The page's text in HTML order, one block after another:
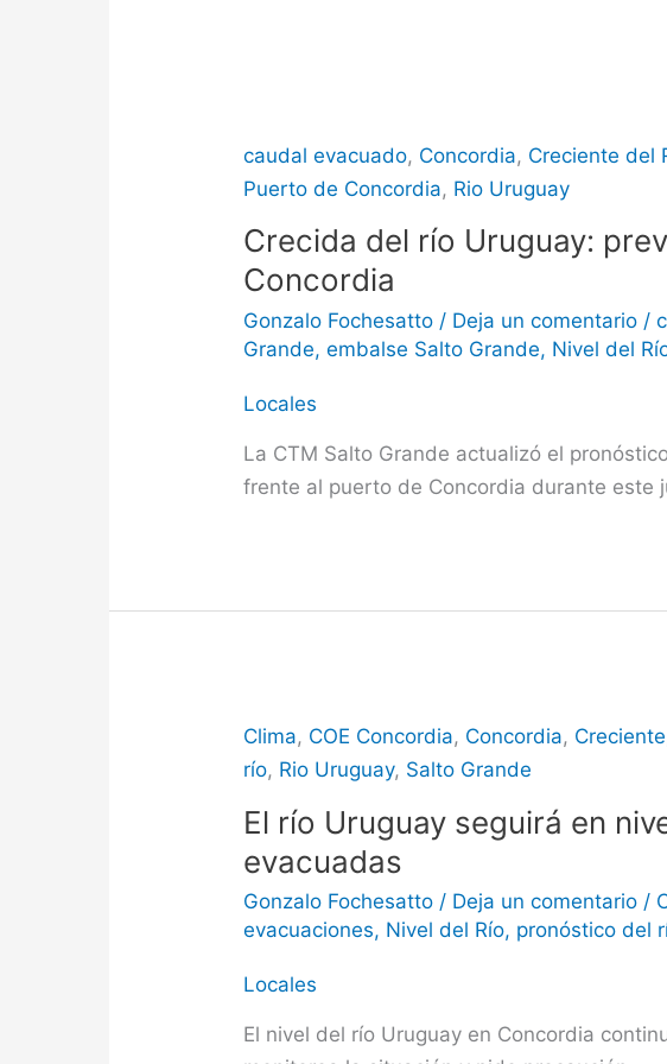
caudal evacuado, Concordia, Creciente del
Puerto de Concordia, Rio Uruguay
Crecida del río Uruguay:
Concordia
Gonzalo Fochesatto / Deja un comentario /
Grande,embalse Salto Grande, Nivel del
Locales
La CTM Salto Grande actualizó el
frente al puerto de Concordia durante este
Clima, COE Concordia, Concordia, Creciente
río, Rio Uruguay, Salto Grande
El río Uruguay seguirá en
evacuadas
Gonzalo Fochesatto / Deja un comentario /
evacuaciones, Nivel del Río, pronóstico del
Locales
El nivel del río Uruguay en Concordia